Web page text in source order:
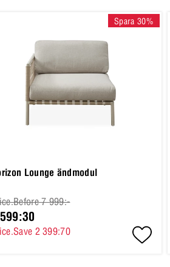
Spara 30%
Lounge ändmodul
7 999:-
2 399:70